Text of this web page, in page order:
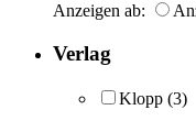
Anzeigen ab:
Verlag
Klopp (3)